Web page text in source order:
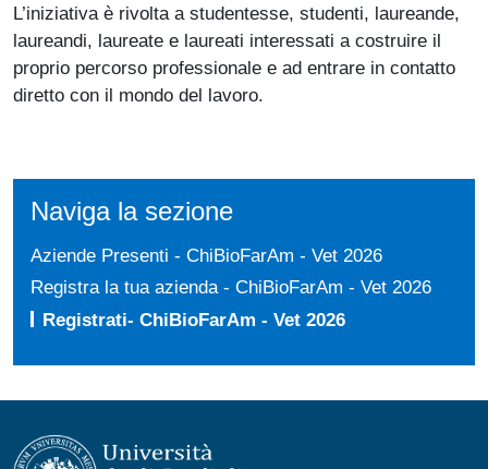
L’iniziativa è rivolta a studentesse, studenti, laureande,
laureandi, laureate e laureati interessati a costruire il
proprio percorso professionale e ad entrare in contatto
diretto con il mondo del lavoro.
Naviga la sezione
Aziende Presenti - ChiBioFarAm - Vet 2026
Registra la tua azienda - ChiBioFarAm - Vet 2026
Registrati- ChiBioFarAm - Vet 2026